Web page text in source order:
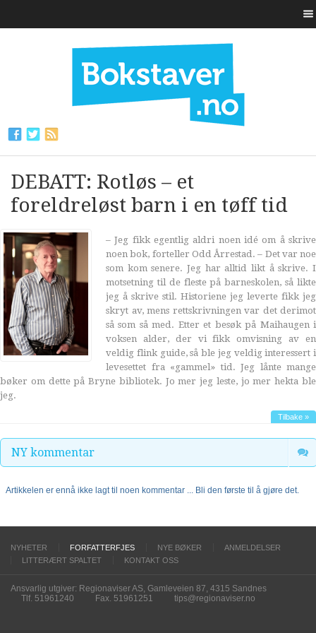
DEBATT: Rotløs – et
foreldreløst barn i en tøff tid
– Jeg fikk egentlig aldri noen idé om å skrive
noen bok, forteller Odd Årrestad. – Det var noe
som kom senere. Jeg har alltid likt å skrive. I
motsetning til de fleste på barneskolen, så likte
jeg å skrive stil. Historiene jeg leverte fikk jeg
skryt av, mens rettskrivningen var det derimot
så som så med. Etter et besøk på Maihaugen i
voksen alder, der vi fikk omvisning av en
veldig flink guide, så ble jeg veldig interessert i
levesettet fra «gammel» tid. Jeg lånte mange
bøker om dette på Bryne bibliotek. Jo mer jeg leste, jo mer hekta ble
jeg.
Tilbake »
NY kommentar
Artikkelen er ennå ikke lagt til noen kommentar ... Bli den første til å gjøre det.
NYHETER FORFATTERFJES NYE BØKER
ANMELDELSER
LITTERÆRT SPALTET
KONTAKT OSS
Ansvarlig utgiver: Regionaviser AS, Gamleveien 87, 4315 Sandnes
Tlf. 51961240
Fax. 51961251 tips@regionaviser.no